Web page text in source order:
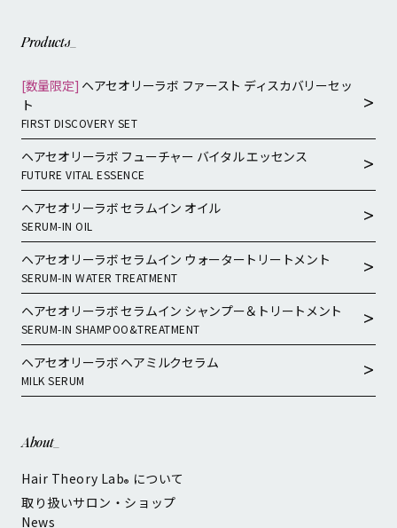
Products_
[数量限定] ヘアセオリーラボ ファースト ディスカバリーセッ
ト
FIRST DISCOVERY SET
ヘアセオリーラボ フューチャー バイタル エッセンス
FUTURE VITAL ESSENCE
ヘアセオリーラボ セラムイン オイル
SERUM-IN OIL
ヘアセオリーラボ セラムイン ウォータートリートメント
SERUM-IN WATER TREATMENT
ヘアセオリーラボ セラムイン シャンプー＆トリートメント
SERUM-IN SHAMPOO&TREATMENT
ヘアセオリーラボ ヘアミルクセラム
MILK SERUM
About_
Hair Theory Lab® について
取り扱いサロン・ショップ
News